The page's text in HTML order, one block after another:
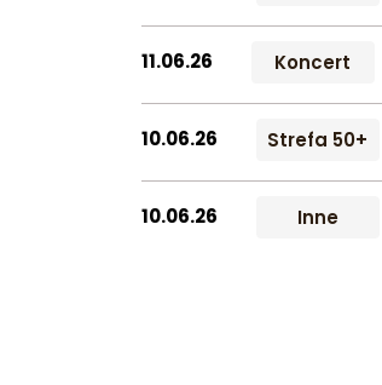
11.06.26 Koncert
10.06.26 Strefa 50+
10.06.26 Inne